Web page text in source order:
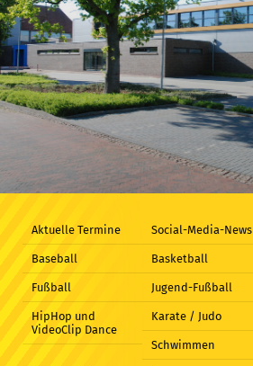
Aktuelle Termine Social-Media-News
Baseball Basketball
Fußball Jugend-Fußball
HipHop und
VideoClip Dance
Karate / Judo
Schwimmen